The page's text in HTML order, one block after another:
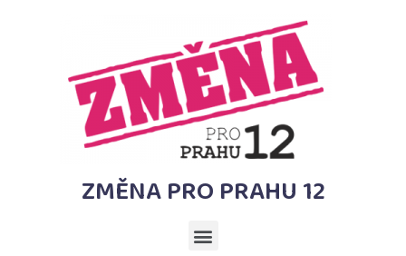
ZMĚNA PRO PRAHU 12